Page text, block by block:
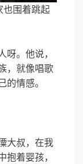
也围着跳起
。他说，
，就像唱歌
的情感。
大叔，在我
着婴孩，